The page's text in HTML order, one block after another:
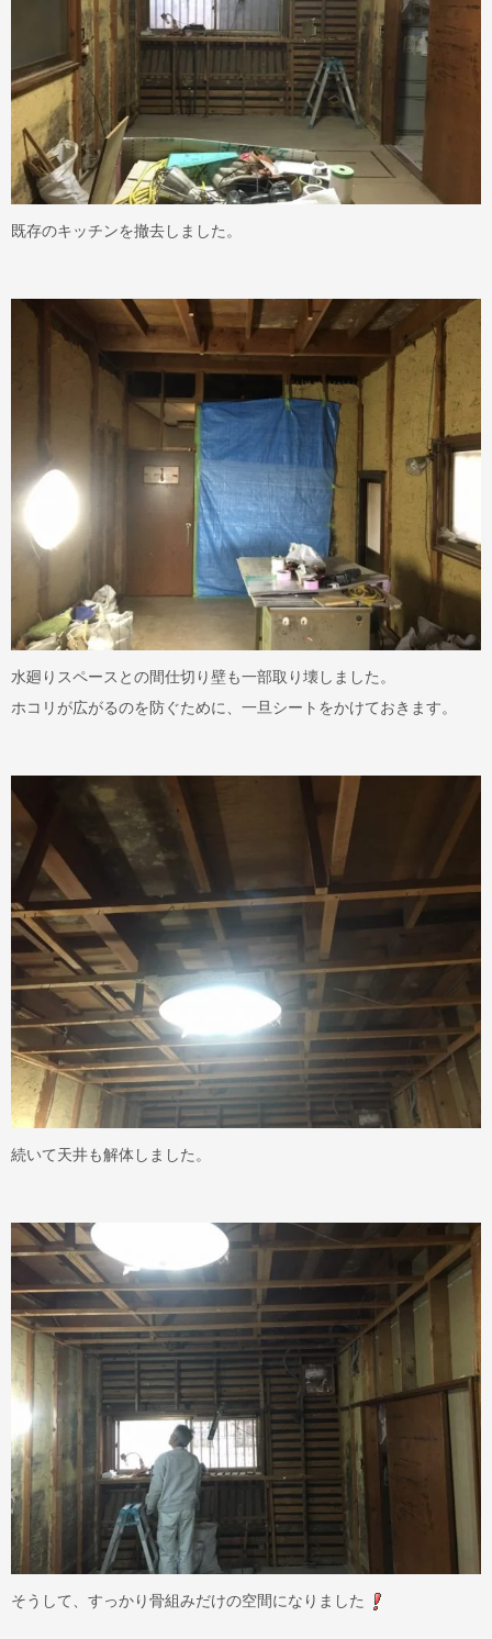
既存のキッチンを撤去しました。
水廻りスペースとの間仕切り壁も一部取り壊しました。
ホコリが広がるのを防ぐために、一旦シートをかけておきます。
続いて天井も解体しました。
そうして、すっかり骨組みだけの空間になりました